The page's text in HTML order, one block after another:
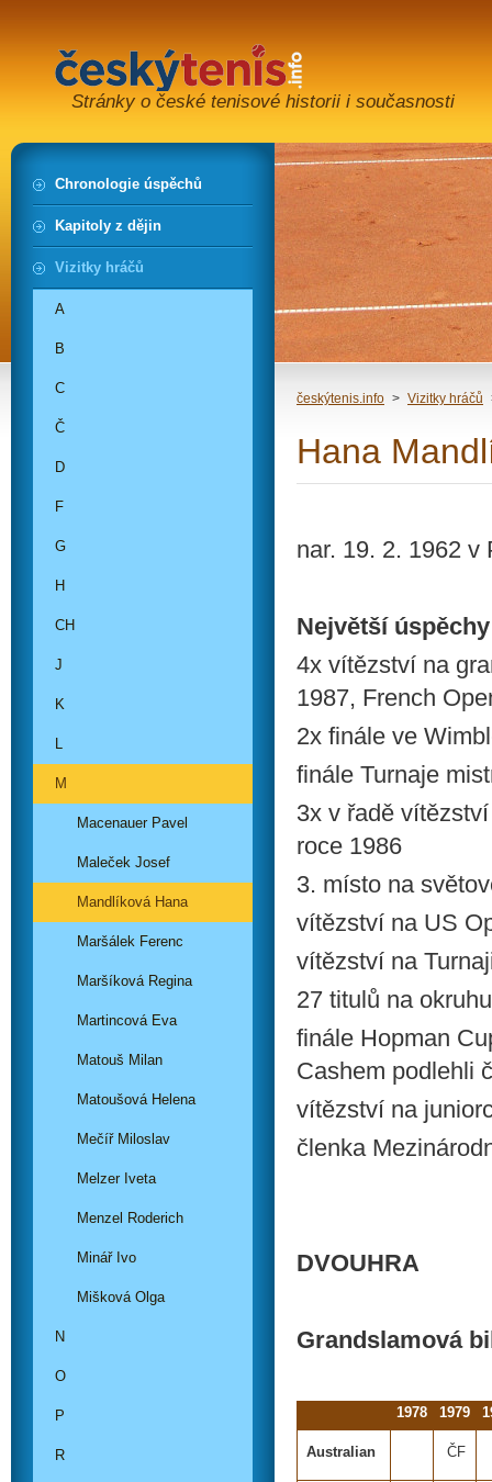
Stránky o české tenisové historii i současnosti
českýtenis.info > Vizitky hráčů
Hana
nar. 19. 2. 1962 v
Největší
4x vítězství na
1987, French
2x finále ve
finále Turnaje
3x v řadě
roce 1986
3. místo na
vítězství na US
vítězství na
27 titulů na
finále Hopman
Cashem podlehli
vítězství na
členka
DVOUHRA
Grandslamová
1978 1979
Australian ČF
Chronologie úspěchů
Kapitoly z dějin
Vizitky hráčů
A
B
C
Č
D
F
G
H
CH
J
K
L
M
Macenauer Pavel
Maleček Josef
Mandlíková Hana
Maršálek Ferenc
Maršíková Regina
Martincová Eva
Matouš Milan
Matoušová Helena
Mečíř Miloslav
Melzer Iveta
Menzel Roderich
Minář Ivo
Mišková Olga
N
O
P
R